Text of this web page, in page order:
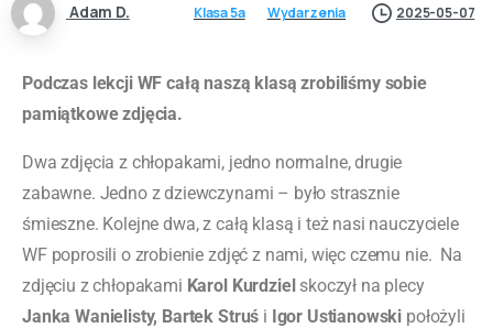
Adam D. Klasa 5a Wydarzenia 2025-05-07
Podczas lekcji WF całą naszą klasą zrobiliśmy sobie
pamiątkowe zdjęcia.
Dwa zdjęcia z chłopakami, jedno normalne, drugie
zabawne. Jedno z dziewczynami – było strasznie
śmieszne. Kolejne dwa, z całą klasą i też nasi nauczyciele
WF poprosili o zrobienie zdjęć z nami, więc czemu nie. Na
zdjęciu z chłopakami Karol Kurdzielskoczył na plecy
Janka Wanielisty, Bartek Struś i Igor Ustianowski położyli